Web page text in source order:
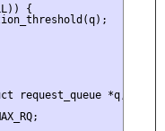
{
request_queue *q,